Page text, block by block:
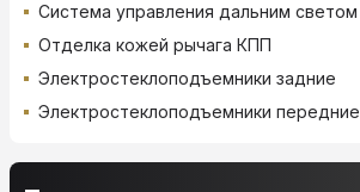
Система управления дальним светом
Отделка кожей рычага КПП
Электростеклоподъемники задние
Электростеклоподъемники передние